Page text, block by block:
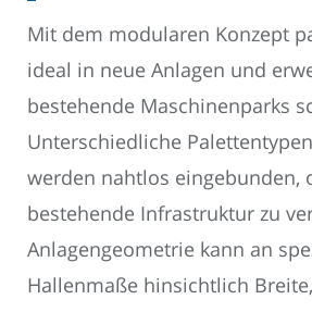
Mit dem modularen Konzept
ideal in neue Anlagen und
bestehende Maschinenparks
Unterschiedliche
werden nahtlos eingebunden,
bestehende Infrastruktur zu
Anlagengeometrie kann an
Hallenmaße hinsichtlich